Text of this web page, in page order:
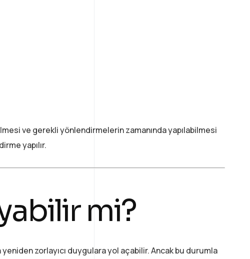
ve gerekli yönlendirmelerin zamanında yapılabilmesi
yapılır.
mi?
zorlayıcı duygulara yol açabilir. Ancak bu durumla